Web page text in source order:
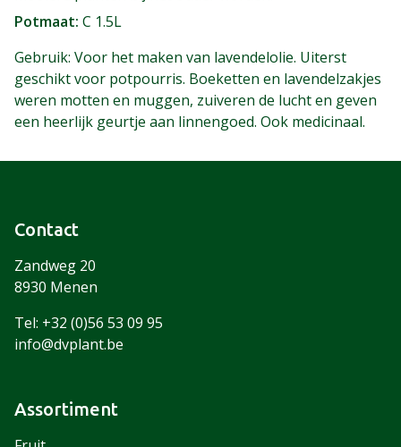
Potmaat C 1.5L
Gebruik: Voor het maken van lavendelolie. Uiterst
geschikt voor potpourris. Boeketten en lavendelzakjes
weren motten en muggen, zuiveren de lucht en geven
een heerlijk geurtje aan linnengoed. Ook medicinaal.
Contact
Zandweg 20
8930 Menen
Tel: +32 (0)56 53 09 95
info@dvplant.be
Assortiment